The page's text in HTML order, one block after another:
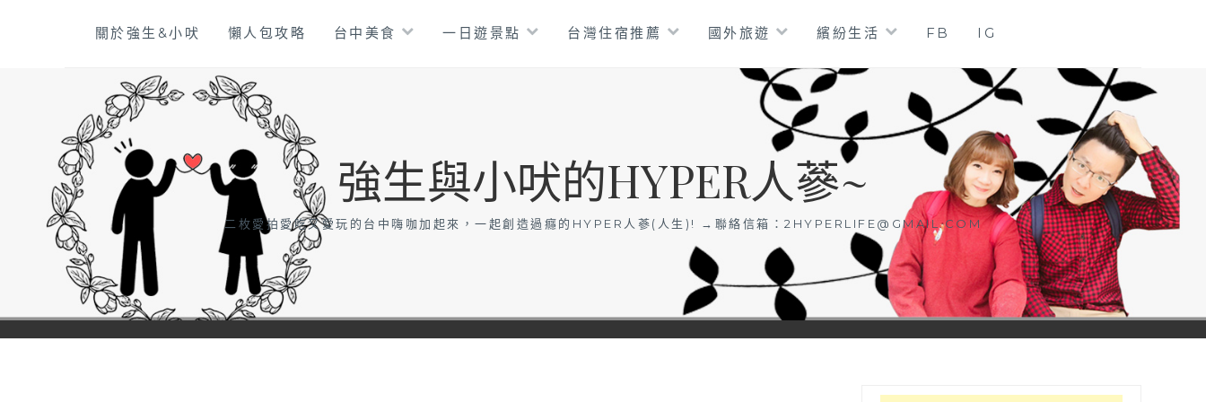
關於強生&小吠 懶人包攻略 台中美食 一日遊景點 台灣住宿推薦 國外旅遊 繽紛生活 FB IG
強生與小吠的HYPER人蔘~
二枚愛拍愛吃又愛玩的台中嗨咖加起來，一起創造過癮的HYPER人蔘(人生)! →聯絡信箱： 2HYPERLIFE@GMAIL.COM